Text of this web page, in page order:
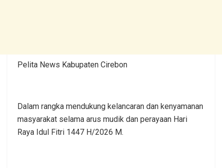
Pelita News Kabupaten Cirebon
Dalam rangka mendukung kelancaran dan kenyamanan
masyarakat selama arus mudik dan perayaan Hari
Raya Idul Fitri 1447 H/2026 M.